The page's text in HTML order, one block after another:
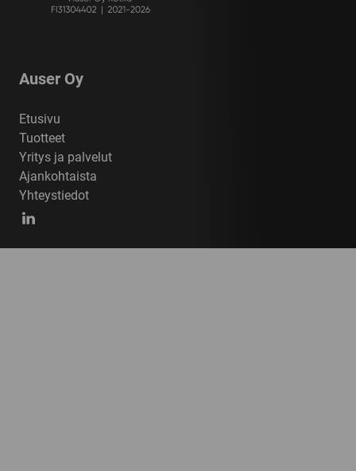
Auser Oy
Etusivu
Tuotteet
Yritys ja palvelut
Ajankohtaista
Yhteystiedot